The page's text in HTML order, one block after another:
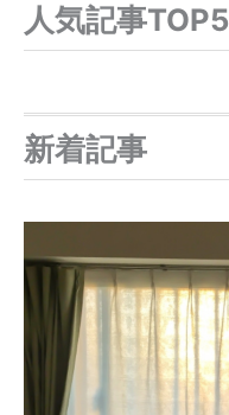
人気記事TOP5
新着記事